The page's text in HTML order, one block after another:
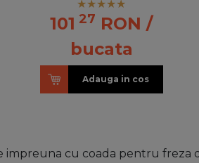
101 27 RON /
bucata
Adauga in cos
impreuna cu coada pentru